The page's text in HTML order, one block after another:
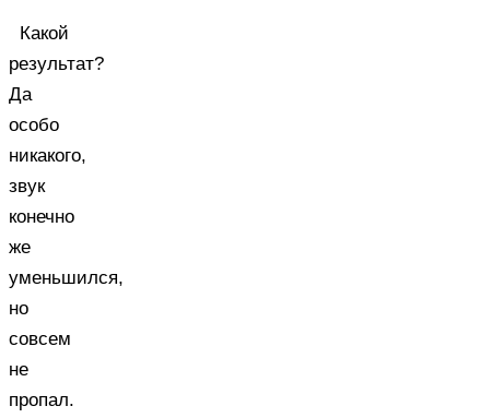
Какой
результат?
Да
особо
никакого,
звук
конечно
же
уменьшился,
но
совсем
не
пропал.